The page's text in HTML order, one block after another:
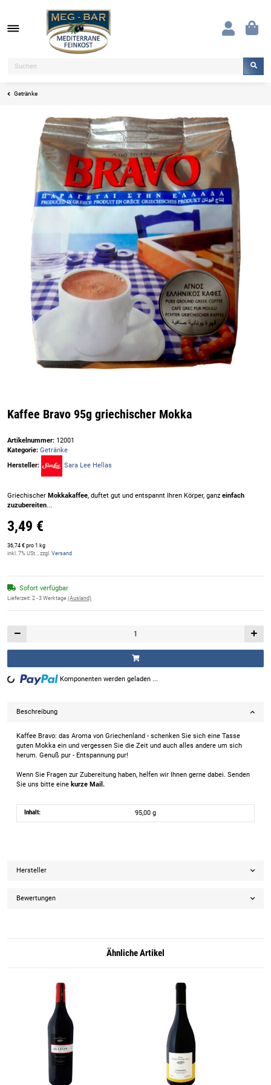
Getränke
Kaffee Bravo 95g griechischer Mokka
Artikelnummer: 12001
Kategorie: Getränke
Hersteller:
Sara Lee Hellas
Griechischer Mokkakaffee, duftet gut und entspannt Ihren Körper, ganzeinfach
zuzubereiten...
3,49 €
36,74 € pro 1 kg
inkl. 7% USt. , zzgl. Versand
Sofort verfügbar
Lieferzeit: 2 - 3 Werktage (Ausland)
Loading... Komponenten werden geladen ...
Beschreibung
Kaffee Bravo: das Aroma von Griechenland - schenken Sie sich eine Tasse
guten Mokka ein und vergessen Sie die Zeit und auch alles andere um sich
herum. Genuß pur - Entspannung pur!
Wenn Sie Fragen zur Zubereitung haben, helfen wir Ihnen gerne dabei. Senden
Sie uns bitte eine kurze Mail.
Inhalt: 95,00 g
Hersteller
Bewertungen
Ähnliche Artikel